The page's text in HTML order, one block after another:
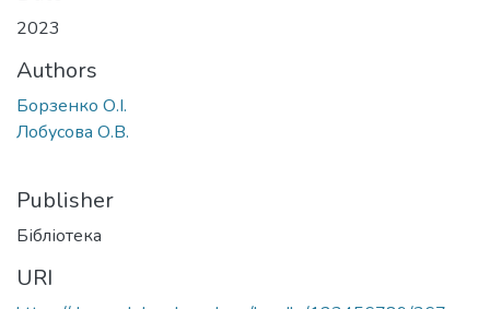
2023
Authors
Борзенко О.І.
Лобусова О.В.
Publisher
Бібліотека
URI